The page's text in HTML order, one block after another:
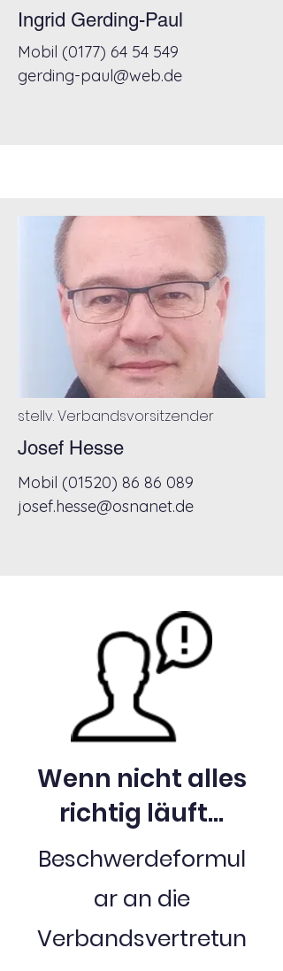
Ingrid Gerding-Paul
Mobil (0177) 64 54 549
gerding-paul@web.de
stellv. Verbandsvorsitzender
Josef Hesse
Mobil (01520) 86 86 089
josef.hesse@osnanet.de
Wenn nicht alles
richtig läuft...
Beschwerdeformul
ar an die
Verbandsvertretun